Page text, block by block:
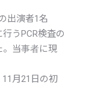
出演者1名
うPCR検査の
。当事者に現
月21日の初